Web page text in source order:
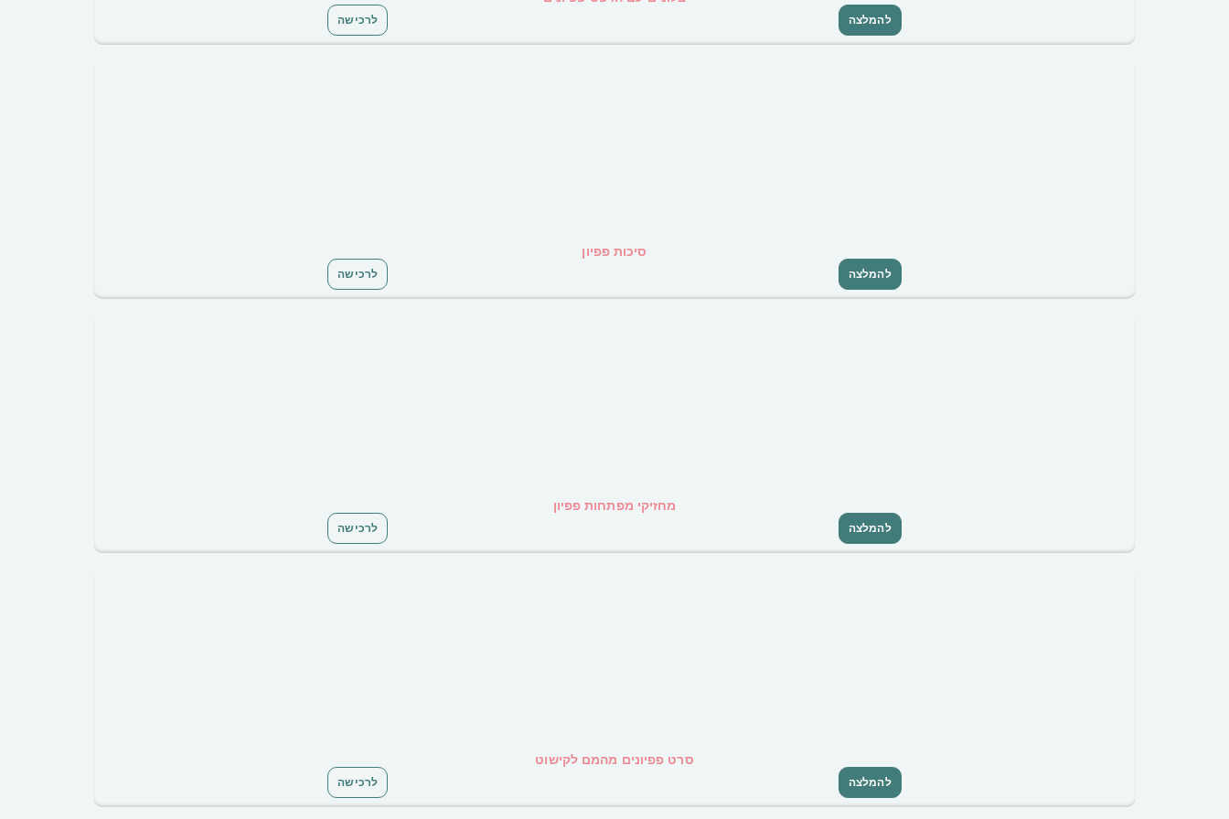
להמלצה לרכישה
סיכות פפיון
להמלצה לרכישה
מחזיקי מפתחות פפיון
להמלצה לרכישה
סרט פפיונים מהמם לקישוט
להמלצה לרכישה